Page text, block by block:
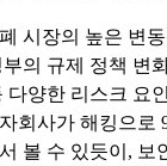
시장의 높은 변
의 규제 정책 변
양한 리스크 요
회사가 해킹으로
볼 수 있듯이, 보